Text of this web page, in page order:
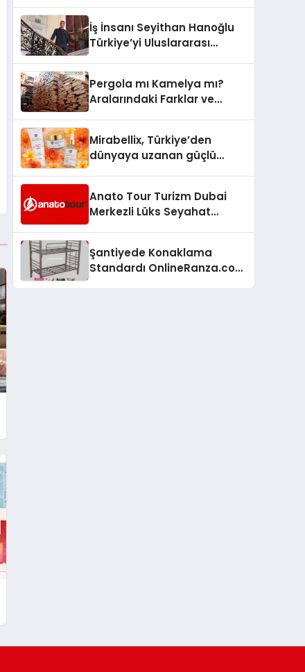
İş İnsanı Seyithan Hanoğlu
Türkiye’yi Uluslararası
Pergola mı Kamelya mı?
Aralarındaki Farklar ve
Mirabellix, Türkiye’den
dünyaya uzanan güçlü
Anato Tour Turizm Dubai
Merkezli Lüks Seyahat
Şantiyede Konaklama
Standardı OnlineRanza.com